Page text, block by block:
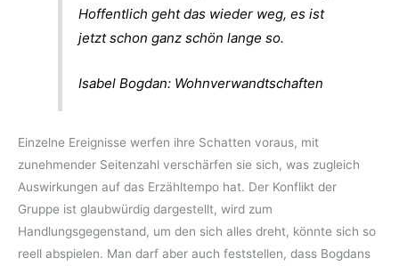
Hoffentlich geht das wieder weg, es ist
jetzt schon ganz schön lange so.
Isabel Bogdan: Wohnverwandtschaften
Einzelne Ereignisse werfen ihre Schatten voraus, mit
zunehmender Seitenzahl verschärfen sie sich, was zugleich
Auswirkungen auf das Erzähltempo hat. Der Konflikt der
Gruppe ist glaubwürdig dargestellt, wird zum
Handlungsgegenstand, um den sich alles dreht, könnte sich so
reell abspielen. Man darf aber auch feststellen, dass Bogdans